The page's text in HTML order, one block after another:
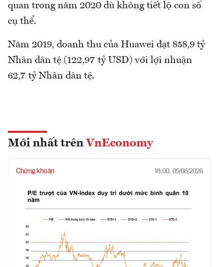
quan trong năm 2020 dù không tiết lộ con số
cụ thể.
Năm 2019, doanh thu của Huawei đạt 858,9 tỷ
Nhân dân tệ (122,97 tỷ USD) với lợi nhuận
62,7 tỷ Nhân dân tệ.
Mới nhất trên VnEconomy
Chứng khoán 18:00, 09/08/2026